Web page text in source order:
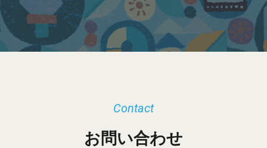
ブ
お問い合わせ
Contact